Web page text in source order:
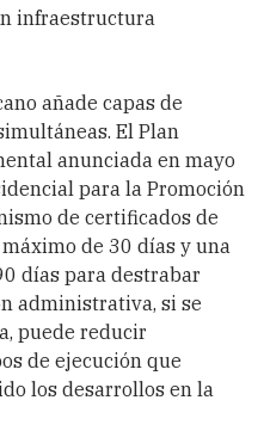
infraestructura
añade capas de
El Plan
anunciada en mayo
para la Promoción
de certificados de
de 30 días y una
días para destrabar
administrativa, si se
puede reducir
de ejecución que
los desarrollos en la